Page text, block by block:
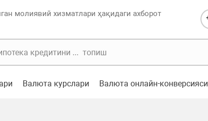
молиявий хизматлари ҳақидаги ахборот
Валюта курслари Валюта онлайн-конверсияси